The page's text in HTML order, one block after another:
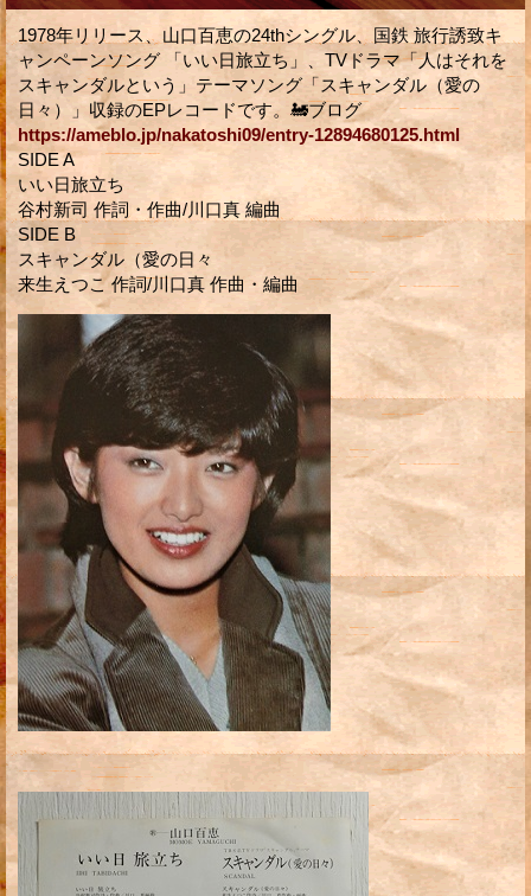
1978年リリース、山口百恵の24thシングル、国鉄 旅行誘致キ
ャンペーンソング 「いい日旅立ち」、TVドラマ「人はそれを
スキャンダルという」テーマソング「スキャンダル（愛の
日々）」収録のEPレコードです。🚂ブログ
https://ameblo.jp/nakatoshi09/entry-12894680125.html
SIDE A
いい日旅立ち
谷村新司 作詞・作曲/川口真 編曲
SIDE B
スキャンダル（愛の日々
来生えつこ 作詞/川口真 作曲・編曲